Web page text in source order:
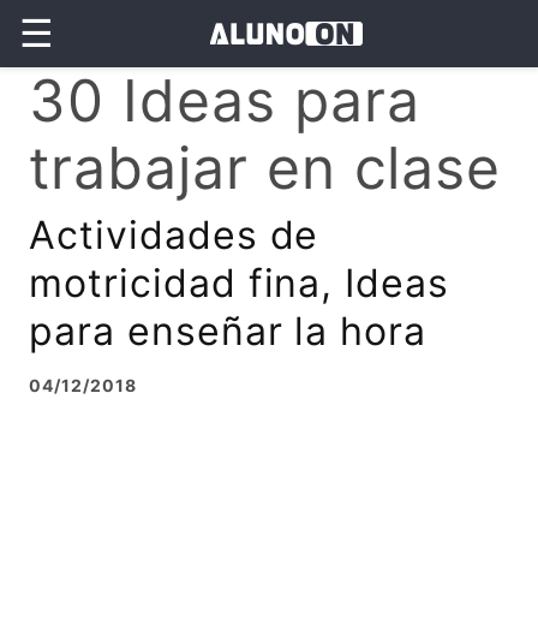
☰
30 Ideas para
trabajar en clase
Actividades de
motricidad fina, Ideas
para enseñar la hora
04/12/2018